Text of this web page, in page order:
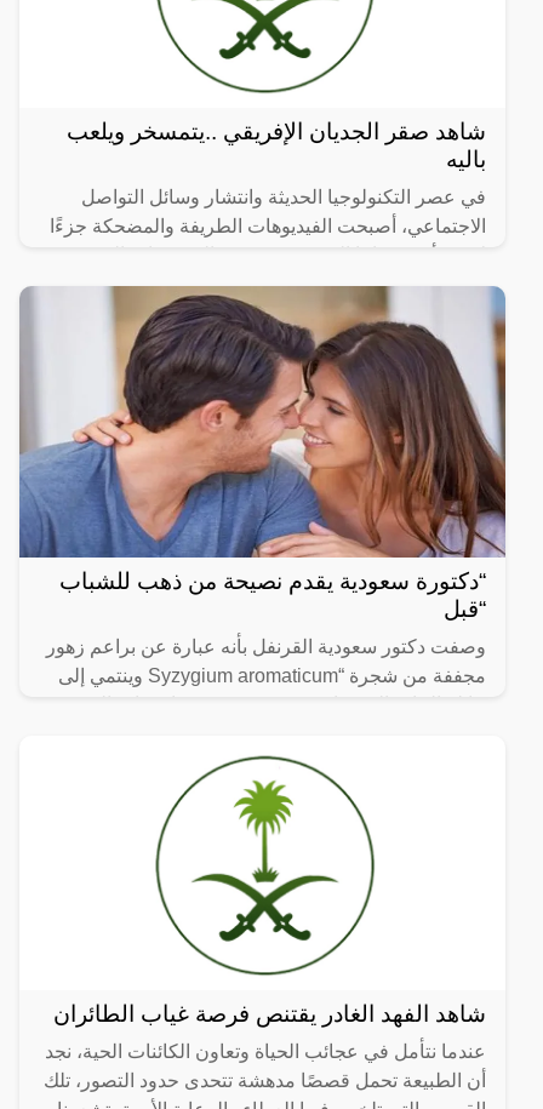
شاهد صقر الجديان الإفريقي ..يتمسخر ويلعب
باليه
في عصر التكنولوجيا الحديثة وانتشار وسائل التواصل
الاجتماعي، أصبحت الفيديوهات الطريفة والمضحكة جزءًا
انتشرت
“دكتورة سعودية يقدم نصيحة من ذهب للشباب
“قبل
وصفت دكتور سعودية القرنفل بأنه عبارة عن براعم زهور
مجففة من شجرة “Syzygium aromaticum وينتمي إلى
شاهد الفهد الغادر يقتنص فرصة غياب الطائران
عندما نتأمل في عجائب الحياة وتعاون الكائنات الحية، نجد
أن الطبيعة تحمل قصصًا مدهشة تتحدى حدود التصور، تلك